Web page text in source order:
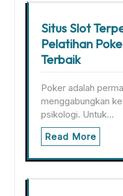
Situs Slot
Pelatihan
Terbaik
Poker adalah
menggabungkan
psikologi. Untuk…
Read More